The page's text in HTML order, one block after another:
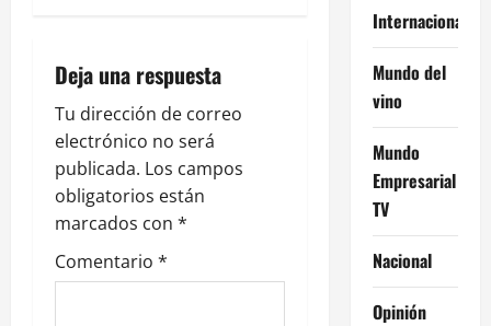
ó
n
d
e
e
n
Deja una respuesta
Tu dirección de correo
electrónico no será
publicada. Los campos
obligatorios están
marcados con *
Comentario *
Internacional
Mundo del
vino
Mundo
Empresarial
TV
Nacional
Opinión